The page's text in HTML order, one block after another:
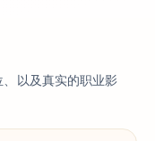
以及真实的职业影